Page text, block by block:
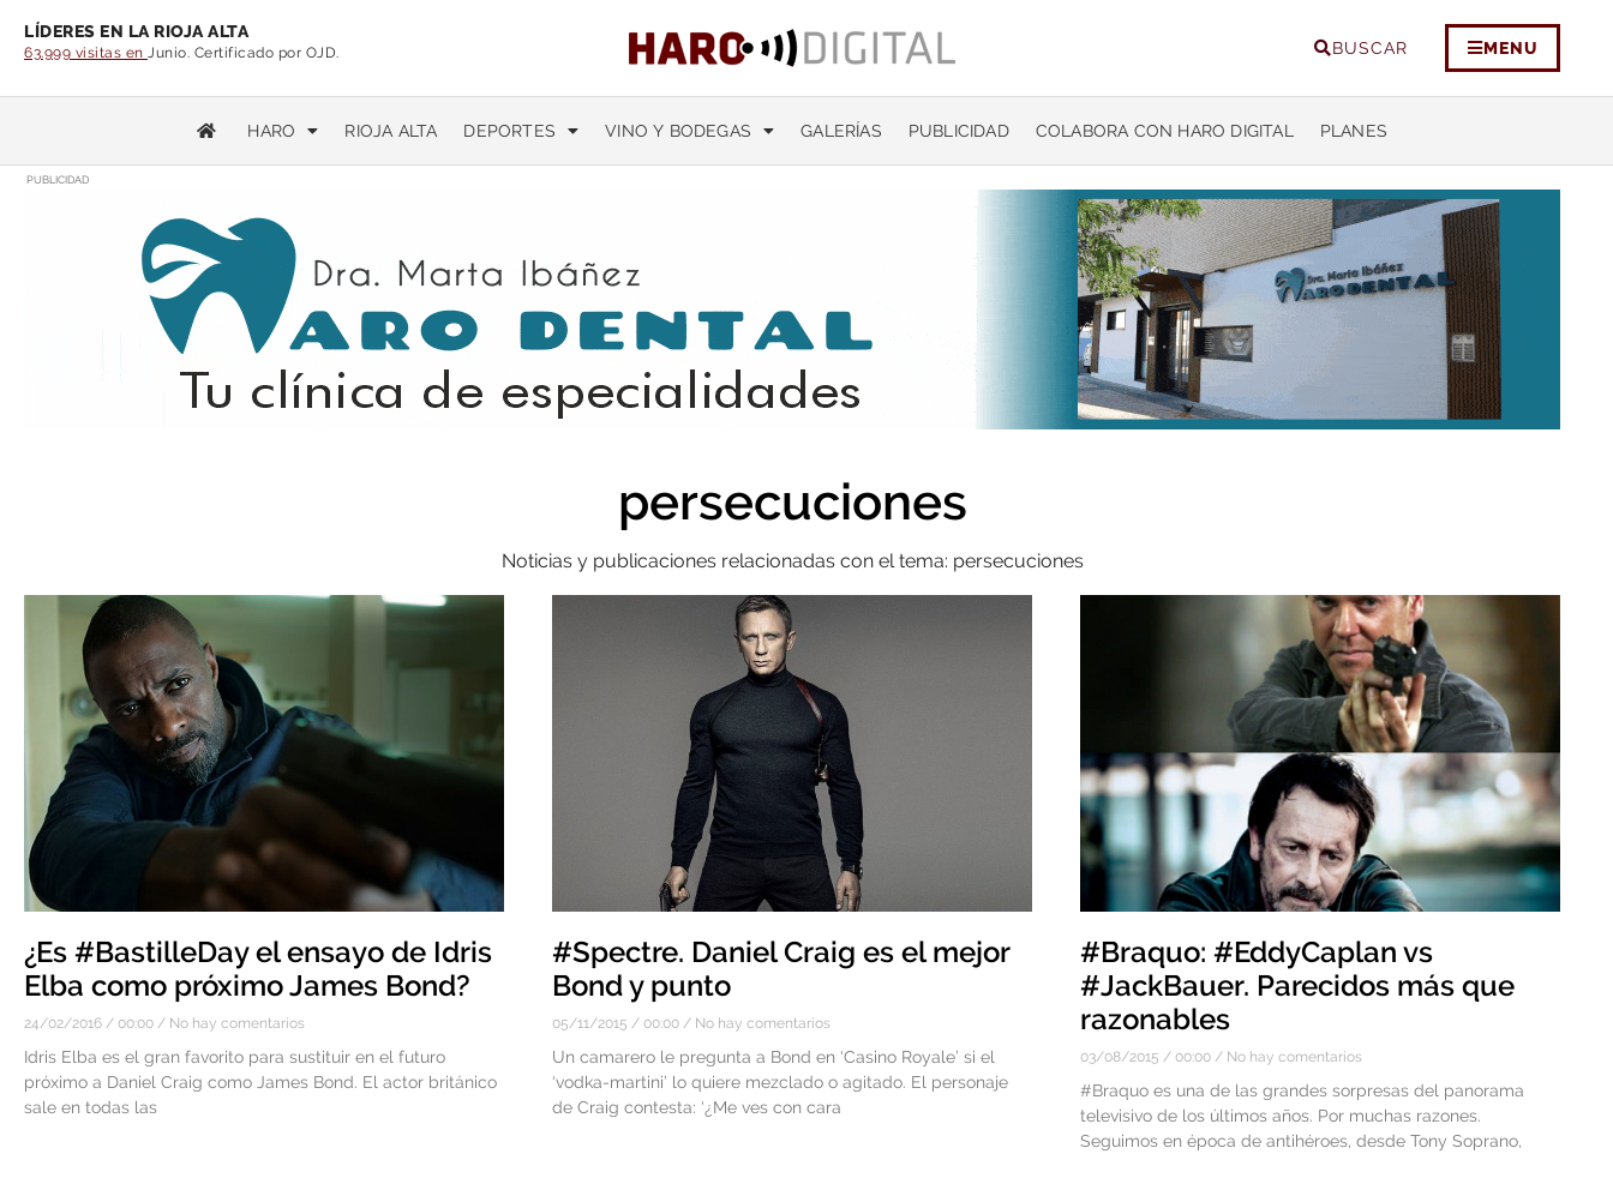
LÍDERES EN LA RIOJA ALTA
63.999 visitas en Junio. Certificado por OJD. BUSCAR MENU
HARO RIOJA ALTA DEPORTES VINO Y BODEGAS GALERÍAS PUBLICIDAD COLABORA CON HARO DIGITAL PLANES
PUBLICIDAD
persecuciones
Noticias y publicaciones relacionadas con el tema: persecuciones
¿Es #BastilleDay el ensayo de Idris
Elba como próximo James Bond?
24/02/2016 00:00 No hay comentarios
Idris Elba es el gran favorito para sustituir en el futuro
próximo a Daniel Craig como James Bond. El actor británico
sale en todas las
#Spectre. Daniel Craig es el mejor
Bond y punto
05/11/2015 00:00 No hay comentarios
Un camarero le pregunta a Bond en ‘Casino Royale’ si el
‘vodka-martini’ lo quiere mezclado o agitado. El personaje
de Craig contesta: ‘¿Me ves con cara
#Braquo: #EddyCaplan vs
#JackBauer. Parecidos más que
razonables
03/08/2015 00:00 No hay comentarios
#Braquo es una de las grandes sorpresas del panorama
televisivo de los últimos años. Por muchas razones.
Seguimos en época de antihéroes, desde Tony Soprano,